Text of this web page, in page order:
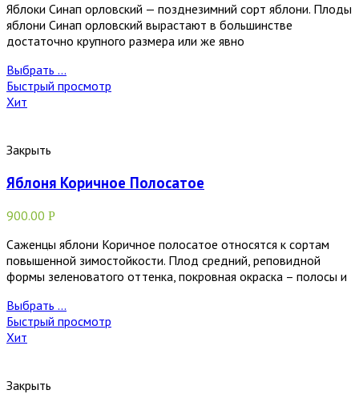
Яблоки Синап орловский — позднезимний сорт яблони. Плоды
яблони Синап орловский вырастают в большинстве
достаточно крупного размера или же явно
Выбрать ...
Быстрый просмотр
Хит
Закрыть
Яблоня Коричное Полосатое
900.00 Р
Саженцы яблони Коричное полосатое относятся к сортам
повышенной зимостойкости. Плод средний, реповидной
формы зеленоватого оттенка, покровная окраска – полосы и
Выбрать ...
Быстрый просмотр
Хит
Закрыть